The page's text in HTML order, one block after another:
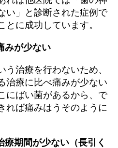
い」と診断された症例で
とに成功しています。
みが少ない
治療を行わないため、
治療に比べ痛みが少ない
にばい菌があるから、で
れば痛みはうそのように
期間が少ない（長引く